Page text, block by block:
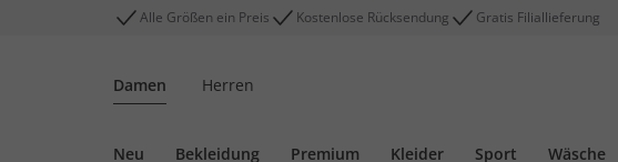
Alle Größen ein Preis Kostenlose Rücksendung Gratis Filiallieferung
Damen Herren
Neu Bekleidung Premium Kleider Sport Wäsche